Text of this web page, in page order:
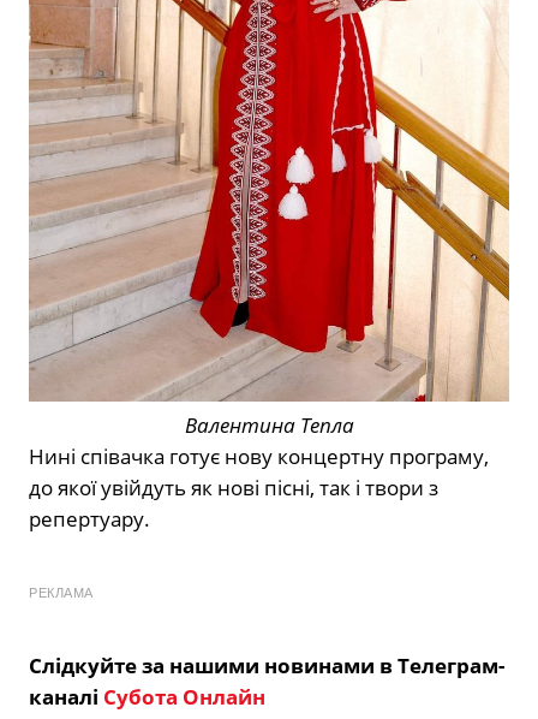
Валентина Тепла
Нині співачка готує нову концертну програму,
до якої увійдуть як нові пісні, так і твори з
репертуару.
РЕКЛАМА
Слідкуйте за нашими новинами в Телеграм-
каналі Субота Онлайн